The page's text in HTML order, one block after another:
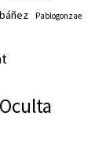
Pablogonzae